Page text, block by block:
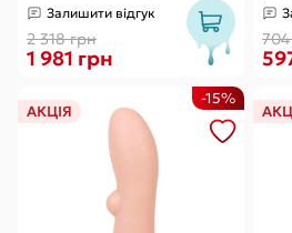
Залишити відгук
2 318 грн
1 981 грн
АКЦІЯ
-15%